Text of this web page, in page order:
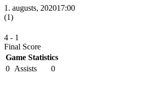
1. augusts, 202017:00
(1)
4 - 1
Final Score
Game Statistics
0 Assists 0